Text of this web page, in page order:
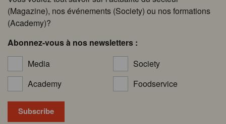
(Magazine), nos événements (Society) ou nos formations
(Academy)?
Abonnez-vous à nos newsletters :
Media
Society
Academy
Foodservice